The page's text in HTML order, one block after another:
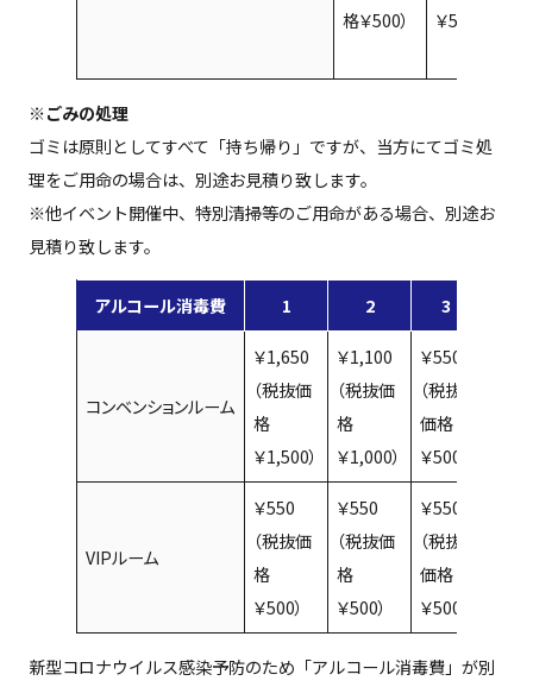
格￥500）
￥500）
※ごみの処理
ゴミは原則としてすべて「持ち帰り」ですが、当方にてゴミ処
理をご用命の場合は、別途お見積り致します。
※他イベント開催中、特別清掃等のご用命がある場合、別途お
見積り致します。
アルコール消毒費 1 2 3
コンベンションルーム
￥1,650
（税抜価
格
￥1,500）
￥1,100
（税抜価
格
￥1,000）
￥550
（税抜
価格
￥500）
VIPルーム
￥550
（税抜価
格
￥500）
￥550
（税抜価
格
￥500）
￥550
（税抜
価格
￥500）
新型コロナウイルス感染予防のため「アルコール消毒費」が別